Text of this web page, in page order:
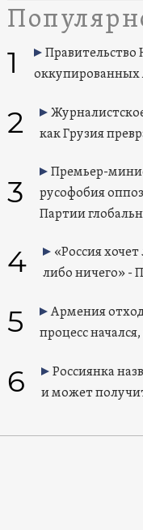
1
Правительство
2
как Грузия
3
Премьер-
русофобия
Партии
4
«Россия
либо ничего» -
5
Армения
процесс
6
Россиянка
и может